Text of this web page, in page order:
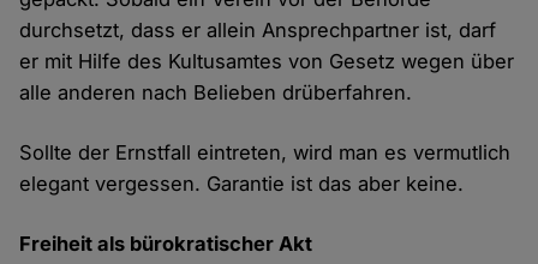
durchsetzt, dass er allein Ansprechpartner ist, darf
er mit Hilfe des Kultusamtes von Gesetz wegen über
alle anderen nach Belieben drüberfahren.
Sollte der Ernstfall eintreten, wird man es vermutlich
elegant vergessen. Garantie ist das aber keine.
Freiheit als bürokratischer Akt